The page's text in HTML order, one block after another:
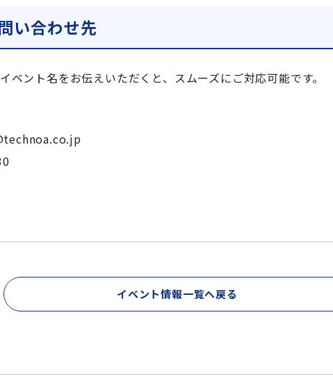
い合わせ先
ント名をお伝えいただくと、スムーズにご対応可能です。
イベント情報一覧へ戻る